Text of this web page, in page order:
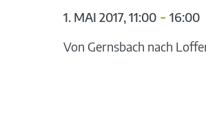
1. MAI 2017, 11:00- 16:00
Von Gernsbach nach